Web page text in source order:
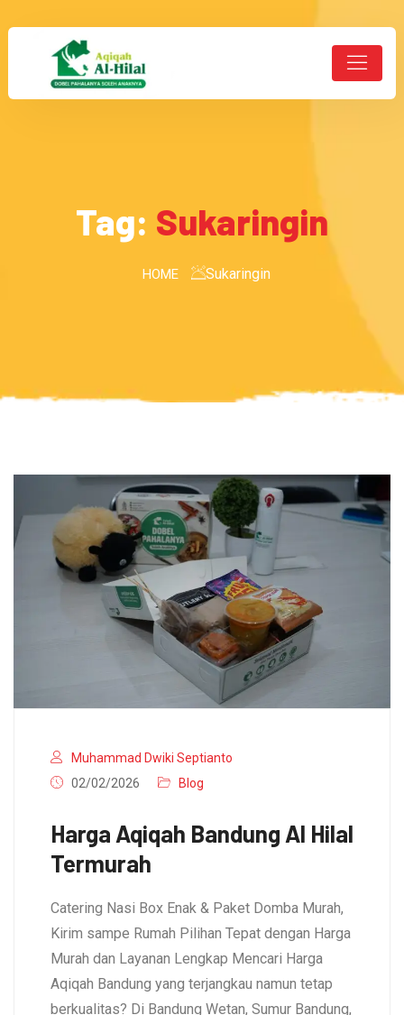
Tag: Sukaringin
HOME Sukaringin
Muhammad Dwiki Septianto
02/02/2026
Blog
Harga Aqiqah Bandung Al Hilal
Termurah
Catering Nasi Box Enak & Paket Domba Murah,
Kirim sampe Rumah Pilihan Tepat dengan Harga
Murah dan Layanan Lengkap Mencari Harga
Aqiqah Bandung yang terjangkau namun tetap
berkualitas? Di Bandung Wetan, Sumur Bandung,